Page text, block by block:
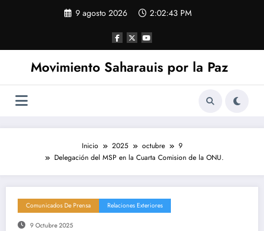
9 agosto 2026 2:02:43 PM
Movimiento Saharauis por la Paz
Inicio 2025 octubre
9
Delegación del MSP en la Cuarta Comision de la ONU.
Comunicados De Prensa Relaciones Exteriores
9 Octubre 2025